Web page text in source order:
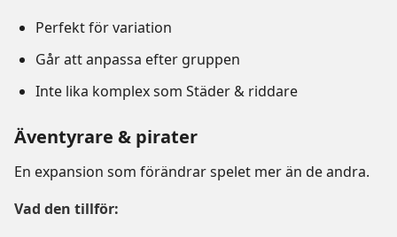
Perfekt för variation
Går att anpassa efter gruppen
Inte lika komplex som Städer & riddare
Äventyrare & pirater
En expansion som förändrar spelet mer än de andra.
Vad den tillför: